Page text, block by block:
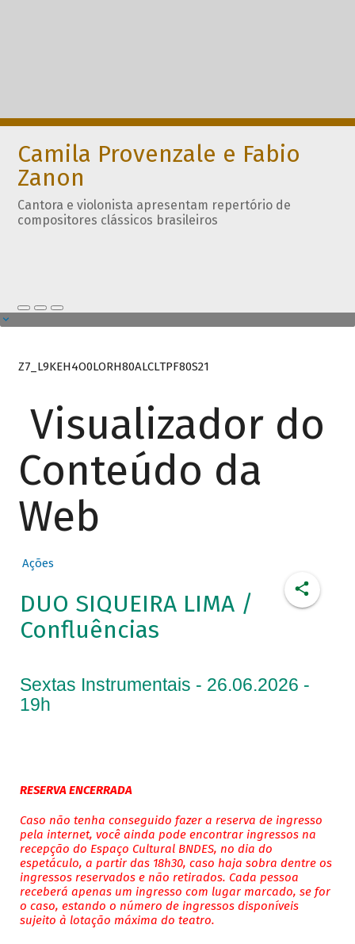
Camila Provenzale e Fabio
Zanon
Cantora e violonista apresentam repertório de
compositores clássicos brasileiros
Z7_L9KEH4O0LORH80ALCLTPF80S21
Visualizador do
Conteúdo da
Web
Ações
DUO SIQUEIRA LIMA /
Confluências
Sextas Instrumentais - 26.06.2026 -
19h
RESERVA ENCERRADA
Caso não tenha conseguido fazer a reserva de ingresso
pela internet, você ainda pode encontrar ingressos na
recepção do Espaço Cultural BNDES, no dia do
espetáculo, a partir das 18h30, caso haja sobra dentre os
ingressos reservados e não retirados. Cada pessoa
receberá apenas um ingresso com lugar marcado, se for
o caso, estando o número de ingressos disponíveis
sujeito à lotação máxima do teatro.